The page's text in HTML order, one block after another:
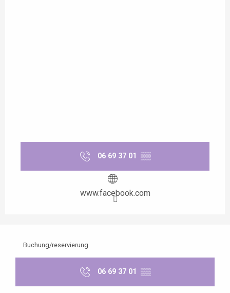
06 69 37 01 ▒▒
www.facebook.com
Buchung/reservierung
06 69 37 01 ▒▒